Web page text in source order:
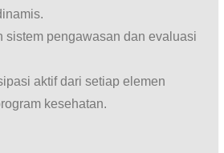
sistem pengawasan dan evaluasi
aktif dari setiap elemen
kesehatan.